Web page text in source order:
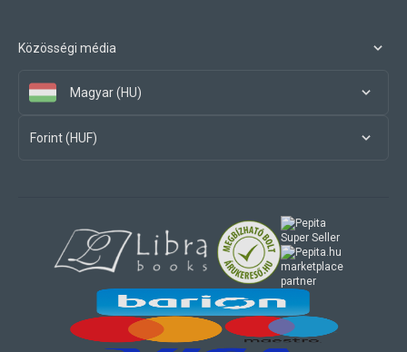
Közösségi média
Magyar (HU)
Forint (HUF)
marketplace
partner